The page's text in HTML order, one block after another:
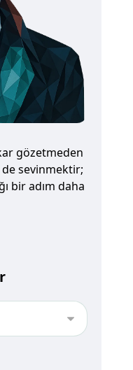
gözetmeden
de sevinmektir;
bir adım daha